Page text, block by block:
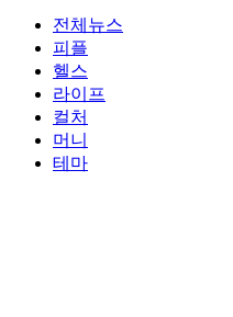
전체뉴스
피플
헬스
라이프
컬처
머니
테마